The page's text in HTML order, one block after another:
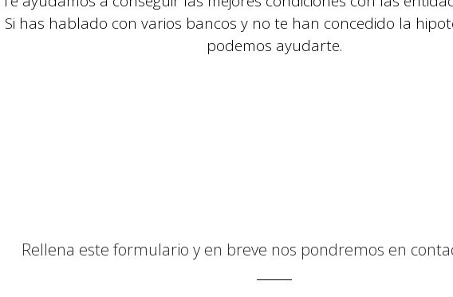
Si has hablado con varios bancos y no te han concedido la
podemos ayudarte.
Rellena este formulario y en breve nos pondremos en